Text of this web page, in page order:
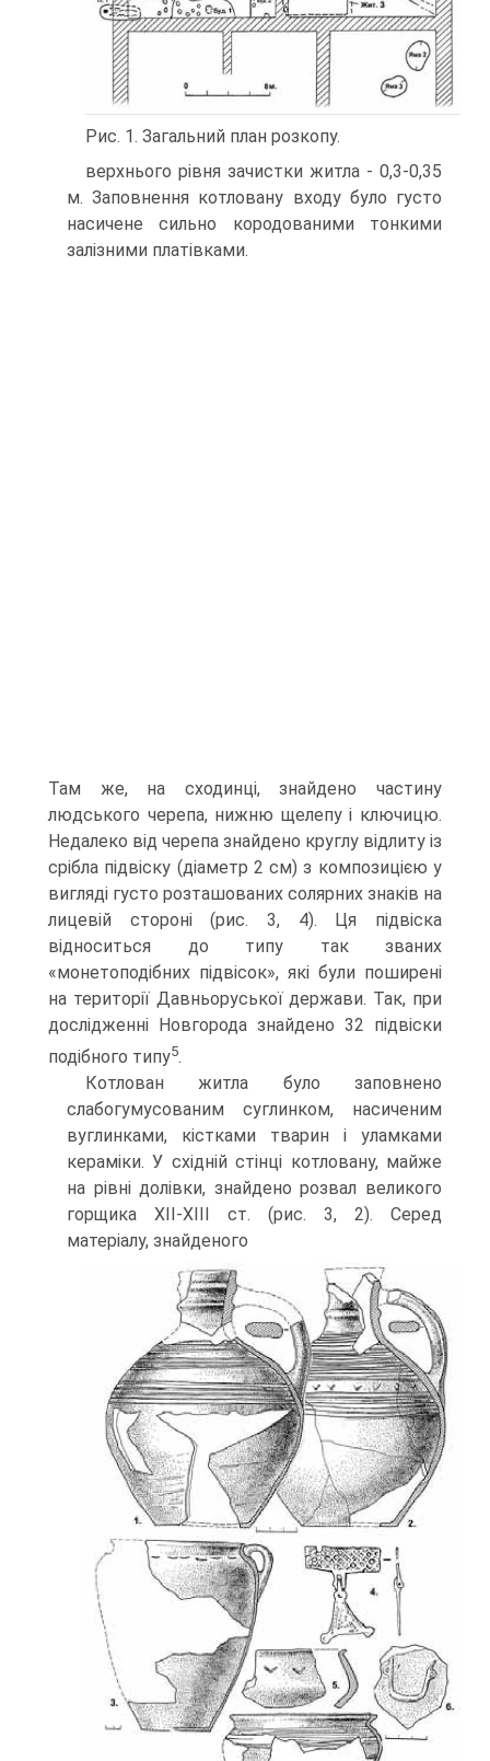
Рис. 1. Загальний план розкопу.
верхнього рівня зачистки житла - 0,3-0,35
м. Заповнення котловану входу було густо
насичене сильно кородованими тонкими
залізними платівками.
Там же, на сходинці, знайдено частину
людського черепа, нижню щелепу і ключицю.
Недалеко від черепа знайдено круглу відлиту із
срібла підвіску (діаметр 2 см) з композицією у
вигляді густо розташованих солярних знаків на
лицевій стороні (рис. 3, 4). Ця підвіска
відноситься до типу так званих
«монетоподібних підвісок», які були поширені
на території Давньоруської держави. Так, при
дослідженні Новгорода знайдено 32 підвіски
подібного типу5.
Котлован житла було заповнено
слабогумусованим суглинком, насиченим
вуглинками, кістками тварин і уламками
кераміки. У східній стінці котловану, майже
на рівні долівки, знайдено розвал великого
горщика ХІІ-ХІІІ ст. (рис. 3, 2). Серед
матеріалу, знайденого